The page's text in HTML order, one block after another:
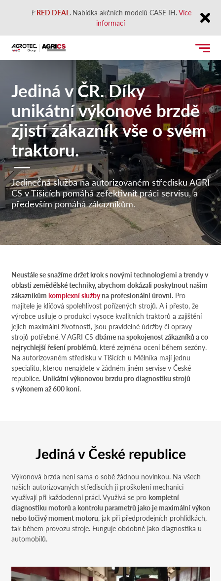
🚩RED DEAL. Nabídka akčních modelů CASE IH.Více
informací
Close
Jediná v ČR. Díky
unikátní výkonové brzdě
zjistí zákazník vše o svém
traktoru.
Jedinečná služba na autorizovaném středisku AGRI
CS v Tišicích pomáhá zefektivnit práci servisu, a
především pomáhá zákazníkům.
Neustále se snažíme držet krok s novými technologiemi a trendy v
oblasti zemědělské techniky, abychom dokázali poskytnout našim
zákazníkům komplexní službyna profesionální úrovni.Pro
majitele je klíčová spolehlivost pořízených strojů. A i přesto, že
výrobce usiluje o produkci vysoce kvalitních traktorů a zajištění
jejich maximální životnosti, jsou pravidelné údržby či opravy
strojů potřebné. V AGRI CS dbáme na spokojenost zákazníků a co
nejrychlejší řešení problémů, které zejména ocení během sezóny.
Na autorizovaném středisku v Tišicích u Mělníka mají jednu
specialitu, kterou nenajdete v žádném jiném servise v České
republice. Unikátní výkonovou brzdu pro diagnostiku strojů
s výkonem až 600 koní.
Jediná v České republice
Výkonová brzda není sama o sobě žádnou novinkou. Na všech
našich autorizovaných střediscích ji proškolení mechanici
využívají při každodenní práci. Využívá se pro kompletní
diagnostiku motorů a kontrolu parametrů jako je maximální výkon
nebo točivý moment motoru, jak při předprodejních prohlídkách,
tak během provozu stroje. Funguje obdobně jako diagnostika u
automobilů.